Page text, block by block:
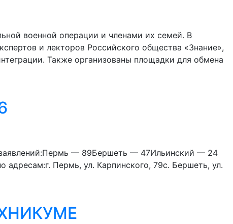
военной операции и членами их семей. В
и лекторов Российского общества «Знание»,
Также организованы площадки для обмена
— 89Бершеть — 47Ильинский — 24
Пермь, ул. Карпинского, 79с. Бершеть, ул.